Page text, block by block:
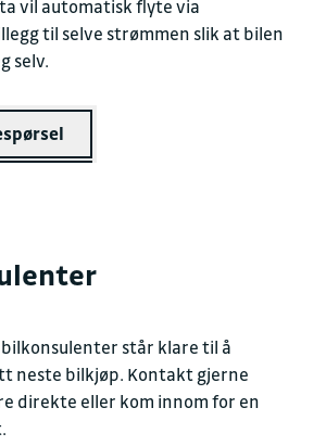
vil automatisk flyte via
til selve strømmen slik at bilen
selv.
står klare til å
neste bilkjøp. Kontakt gjerne
direkte eller kom innom for en